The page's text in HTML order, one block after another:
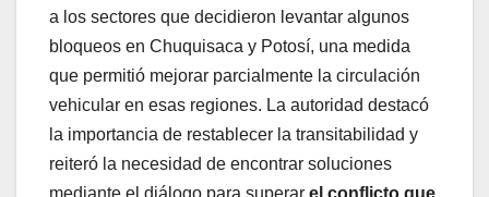
a los sectores que decidieron levantar algunos
bloqueos en Chuquisaca y Potosí, una medida
que permitió mejorar parcialmente la circulación
vehicular en esas regiones. La autoridad destacó
la importancia de restablecer la transitabilidad y
reiteró la necesidad de encontrar soluciones